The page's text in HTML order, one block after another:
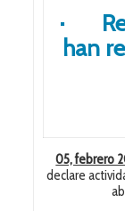
·
han
05, febrero
declare